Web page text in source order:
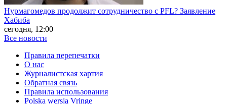
Нурмагомедов продолжит сотрудничество с PFL? Заявление
Хабиба
сегодня, 12:00
Все новости
Правила перепечатки
О нас
Журналистская хартия
Обратная связь
Правила использования
Polska wersja Vringe